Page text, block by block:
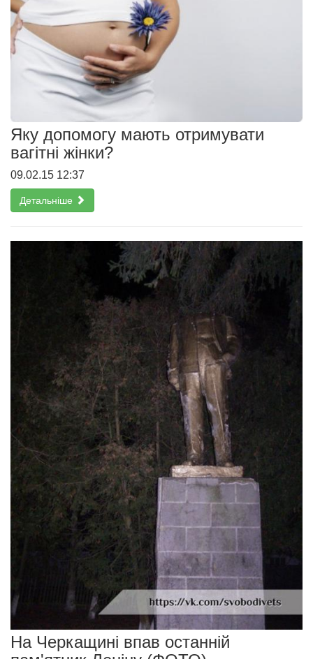
Яку допомогу мають отримувати
вагітні жінки?
09.02.15 12:37
Детальніше
На Черкащині впав останній